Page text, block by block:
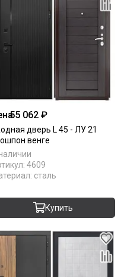
55 062 ₽
дверь L 45 - ЛУ 21
венге
4609
сталь
Купить